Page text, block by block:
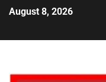
August 8, 2026